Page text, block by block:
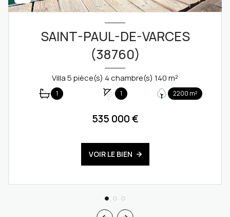
SAINT-PAUL-DE-VARCES
(38760)
Villa 5 pièce(s) 4 chambre(s) 140 m²
1 1 2200 m²
535 000 €
VOIR LE BIEN